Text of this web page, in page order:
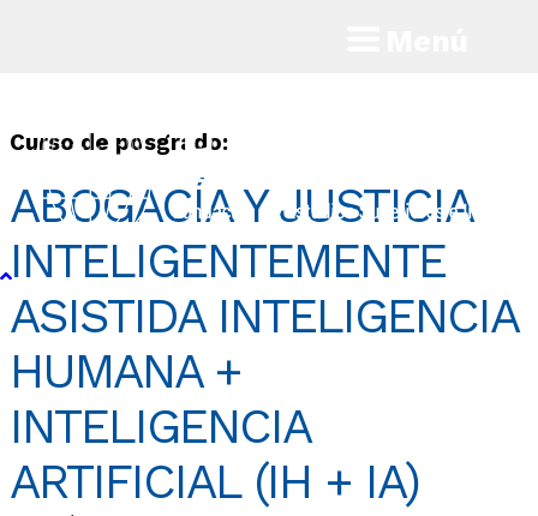
Curso de posgrado:
ABOGACÍA Y JUSTICIA
INTELIGENTEMENTE
ASISTIDA INTELIGENCIA
HUMANA +
INTELIGENCIA
ARTIFICIAL (IH + IA)